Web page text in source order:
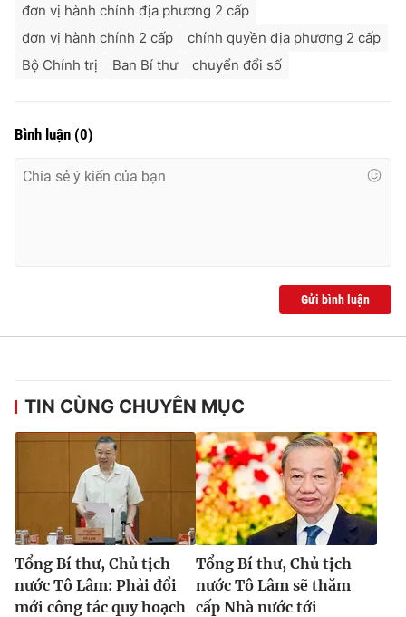
đơn vị hành chính địa phương 2 cấp
đơn vị hành chính 2 cấp
chính quyền địa phương 2 cấp
Bộ Chính trị
Ban Bí thư chuyển đổi số
Bình luận (0)
Gửi bình luận
TIN CÙNG CHUYÊN MỤC
Tổng Bí thư, Chủ tịch
nước Tô Lâm: Phải đổi
mới công tác quy hoạch
Tổng Bí thư, Chủ tịch
nước Tô Lâm sẽ thăm
cấp Nhà nước tới